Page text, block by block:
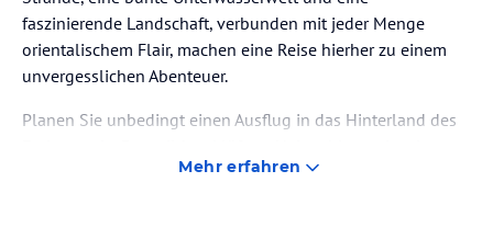
faszinierende Landschaft, verbunden mit jeder Menge
orientalischem Flair, machen eine Reise hierher zu einem
unvergesslichen Abenteuer.
Planen Sie unbedingt einen Ausflug in das Hinterland des
atemberaubenden Felswänden, schroffen Überhängen und
Mehr erfahren